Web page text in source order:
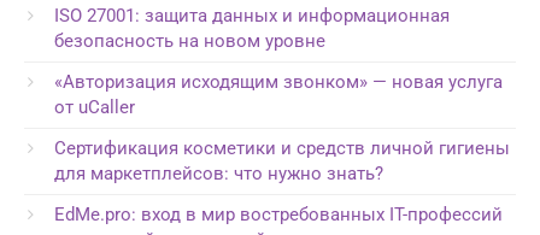
ISO 27001: защита данных и информационная
безопасность на новом уровне
«Авторизация исходящим звонком» — новая услуга
от uCaller
Сертификация косметики и средств личной гигиены
для маркетплейсов: что нужно знать?
EdMe.pro: вход в мир востребованных IT-профессий